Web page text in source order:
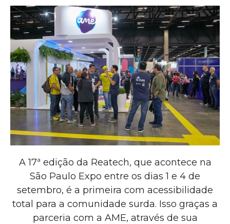
A 17ª edição da Reatech, que acontece na
São Paulo Expo entre os dias 1 e 4 de
setembro, é a primeira com acessibilidade
total para a comunidade surda. Isso graças a
parceria com a AME, através de sua